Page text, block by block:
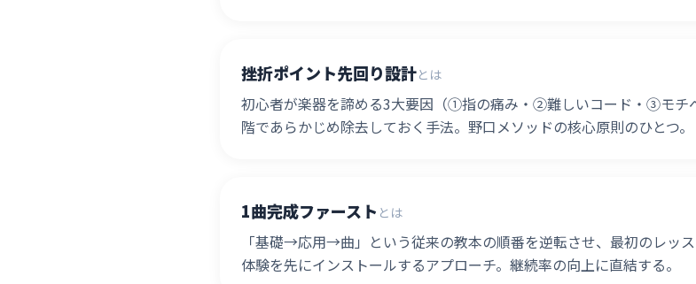
挫折ポイント先回り設計とは
初心者が楽器を諦める3大要因（①指の痛み・②難しいコード・③モチ
階であらかじめ除去しておく手法。野口メソッドの核心原則のひとつ。
1曲完成ファースト とは
「基礎→応用→曲」という従来の教本の順番を逆転させ、最初のレッ
体験を先にインストールするアプローチ。継続率の向上に直結する。